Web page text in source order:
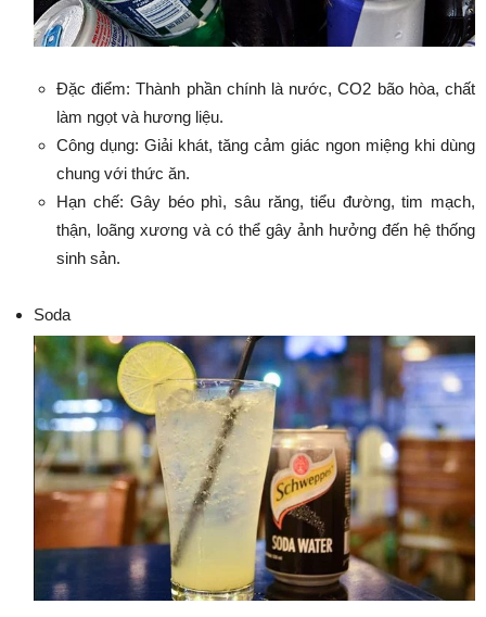
Đặc điểm: Thành phần chính là nước, CO2 bão hòa, chất
làm ngọt và hương liệu.
Công dụng: Giải khát, tăng cảm giác ngon miệng khi dùng
chung với thức ăn.
Hạn chế: Gây béo phì, sâu răng, tiểu đường, tim mạch,
thận, loãng xương và có thể gây ảnh hưởng đến hệ thống
sinh sản.
Soda